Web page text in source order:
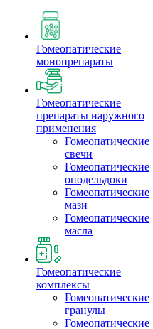
Гомеопатические
монопрепараты
Гомеопатические
препараты наружного
применения
Гомеопатические
свечи
Гомеопатические
оподельдоки
Гомеопатические
мази
Гомеопатические
масла
Гомеопатические
комплексы
Гомеопатические
гранулы
Гомеопатические